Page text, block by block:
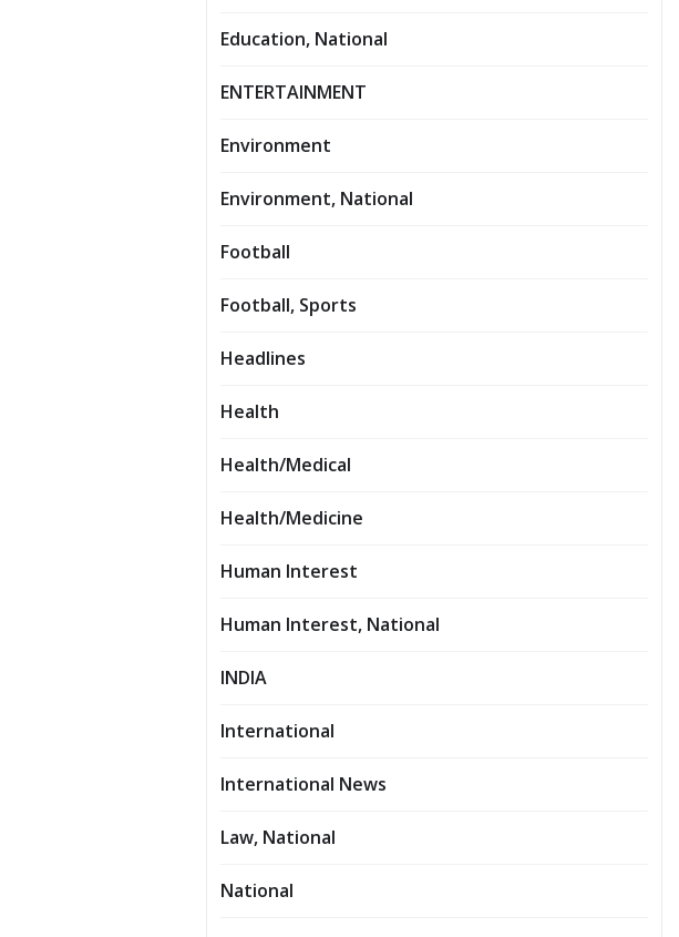
Education, National
ENTERTAINMENT
Environment
Environment, National
Football
Football, Sports
Headlines
Health
Health/Medical
Health/Medicine
Human Interest
Human Interest, National
INDIA
International
International News
Law, National
National